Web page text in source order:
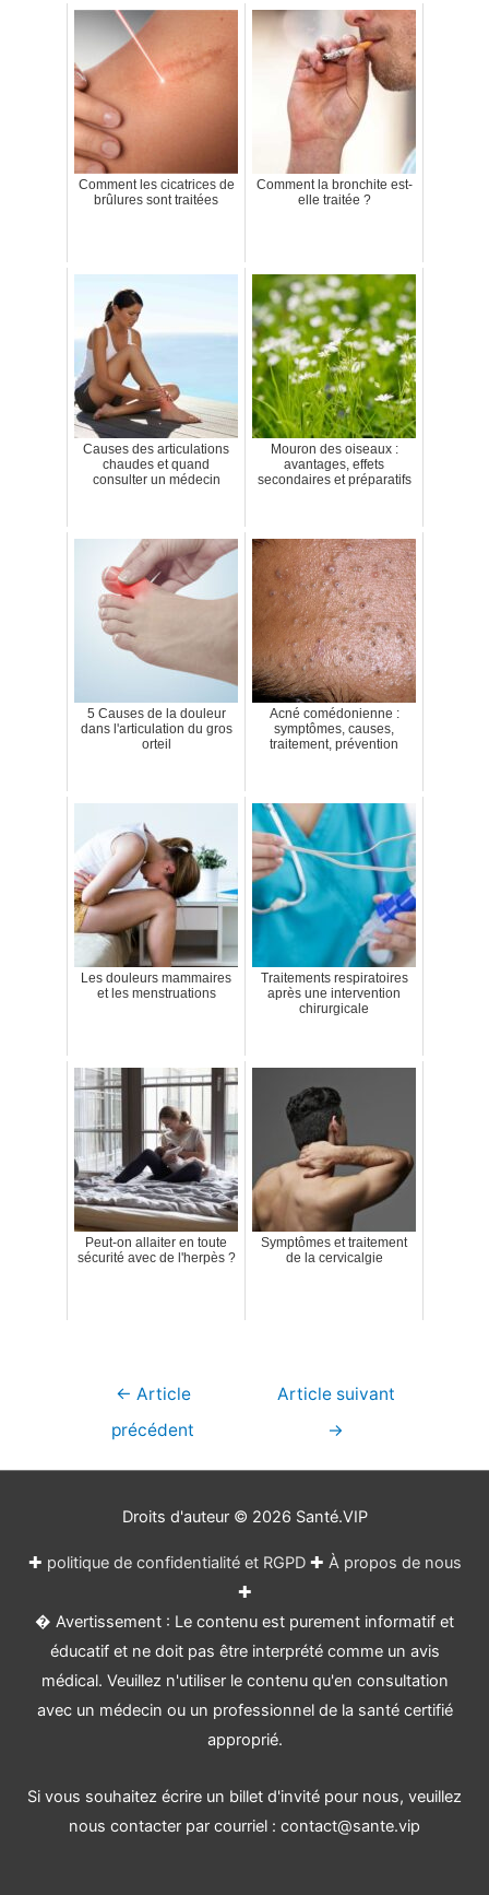
Comment les cicatrices de
brûlures sont traitées
Comment la bronchite est-
elle traitée ?
Causes des articulations
chaudes et quand
consulter un médecin
Mouron des oiseaux :
avantages, effets
secondaires et préparatifs
5 Causes de la douleur
dans l'articulation du gros
orteil
Acné comédonienne :
symptômes, causes,
traitement, prévention
Les douleurs mammaires
et les menstruations
Traitements respiratoires
après une intervention
chirurgicale
Peut-on allaiter en toute
sécurité avec de l'herpès ?
Symptômes et traitement
de la cervicalgie
Navigation
← Article
précédent
Article suivant
→
Droits d'auteur © 2026 Santé.VIP
✚ politique de confidentialité et RGPD✚ À propos de nous
✚
� Avertissement : Le contenu est purement informatif et
éducatif et ne doit pas être interprété comme un avis
médical. Veuillez n'utiliser le contenu qu'en consultation
avec un médecin ou un professionnel de la santé certifié
approprié.
Si vous souhaitez écrire un billet d'invité pour nous, veuillez
nous contacter par courriel : contact@sante.vip